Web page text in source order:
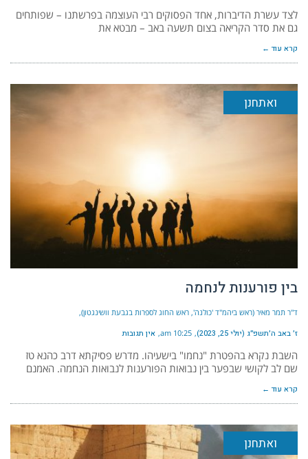
לצד עשרת הדיברות, אחד הפסוקים רבי העוצמה בפרשתנו – שפותחים
גם את סדר הקריאה בצום תשעה באב – מבטא את
קרא עוד ←
ואתחנן
בין פורענות לנחמה
ד"ר תמר מאיר (ראש ביהמ"ד 'כולנה', ראש החוג לספרות בגבעת וושינגטון)
ז׳ באב ה׳תשפ״ג (יולי 25, 2023) 10:25 am אין תגובות
השבת נקרא בהפטרת "נחמו" בישעיהו. מדרש פסיקתא דרב כהנא טז
שם לב לקושי שבפער בין נבואות הפורענות לנבואות הנחמה. האמנם
קרא עוד ←
ואתחנן